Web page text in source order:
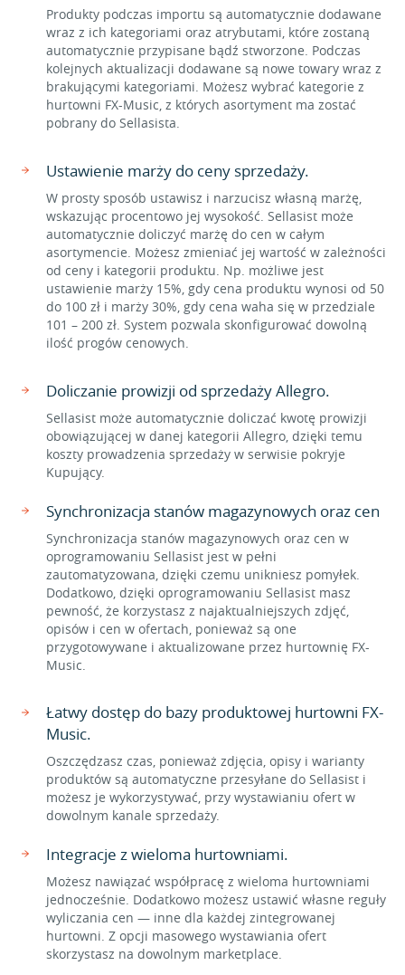
Produkty podczas importu są automatycznie dodawane
wraz z ich kategoriami oraz atrybutami, które zostaną
automatycznie przypisane bądź stworzone. Podczas
kolejnych aktualizacji dodawane są nowe towary wraz z
brakującymi kategoriami. Możesz wybrać kategorie z
hurtowni FX-Music, z których asortyment ma zostać
pobrany do Sellasista.
Ustawienie marży do ceny sprzedaży.
W prosty sposób ustawisz i narzucisz własną marżę,
wskazując procentowo jej wysokość. Sellasist może
automatycznie doliczyć marżę do cen w całym
asortymencie. Możesz zmieniać jej wartość w zależności
od ceny i kategorii produktu. Np. możliwe jest
ustawienie marży 15%, gdy cena produktu wynosi od 50
do 100 zł i marży 30%, gdy cena waha się w przedziale
101 – 200 zł. System pozwala skonfigurować dowolną
ilość progów cenowych.
Doliczanie prowizji od sprzedaży Allegro.
Sellasist może automatycznie doliczać kwotę prowizji
obowiązującej w danej kategorii Allegro, dzięki temu
koszty prowadzenia sprzedaży w serwisie pokryje
Kupujący.
Synchronizacja stanów magazynowych oraz cen
Synchronizacja stanów magazynowych oraz cen w
oprogramowaniu Sellasist jest w pełni
zautomatyzowana, dzięki czemu unikniesz pomyłek.
Dodatkowo, dzięki oprogramowaniu Sellasist masz
pewność, że korzystasz z najaktualniejszych zdjęć,
opisów i cen w ofertach, ponieważ są one
przygotowywane i aktualizowane przez hurtownię FX-
Music.
Łatwy dostęp do bazy produktowej hurtowni FX-
Music.
Oszczędzasz czas, ponieważ zdjęcia, opisy i warianty
produktów są automatyczne przesyłane do Sellasist i
możesz je wykorzystywać, przy wystawianiu ofert w
dowolnym kanale sprzedaży.
Integracje z wieloma hurtowniami.
Możesz nawiązać współpracę z wieloma hurtowniami
jednocześnie. Dodatkowo możesz ustawić własne reguły
wyliczania cen — inne dla każdej zintegrowanej
hurtowni. Z opcji masowego wystawiania ofert
skorzystasz na dowolnym marketplace.